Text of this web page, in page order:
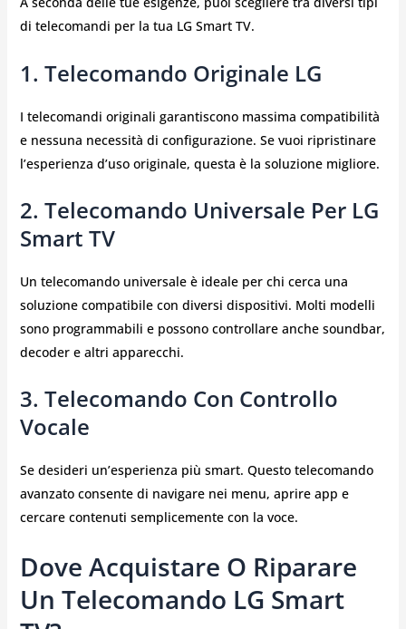
di telecomandi per la tua LG Smart TV.
1. Telecomando Originale LG
I telecomandi originali garantiscono massima compatibilità
e nessuna necessità di configurazione. Se vuoi ripristinare
l’esperienza d’uso originale, questa è la soluzione migliore.
2. Telecomando Universale Per LG
Smart TV
Un telecomando universale è ideale per chi cerca una
soluzione compatibile con diversi dispositivi. Molti modelli
sono programmabili e possono controllare anche soundbar,
decoder e altri apparecchi.
3. Telecomando Con Controllo
Vocale
Se desideri un’esperienza più smart. Questo telecomando
avanzato consente di navigare nei menu, aprire app e
cercare contenuti semplicemente con la voce.
Dove Acquistare O Riparare
Un Telecomando LG Smart